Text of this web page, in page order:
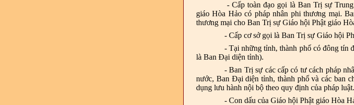
- Cấp toàn đạo gọi là Ban Trị sự
giáo Hòa Hảo có pháp nhân phi thương mại.
thương mại cho Ban Trị sự Giáo hội Phật giáo
- Cấp cơ sở gọi là Ban Trị sự Giáo hội
- Tại những tỉnh, thành phố có đông tín
là Ban Đại diện tỉnh).
- Ban Trị sự các cấp có tư cách pháp
nước, Ban Đại diện tỉnh, thành phố và các ban
dụng lưu hành nội bộ theo quy định của pháp luật.
- Con dấu của Giáo hội Phật giáo Hòa